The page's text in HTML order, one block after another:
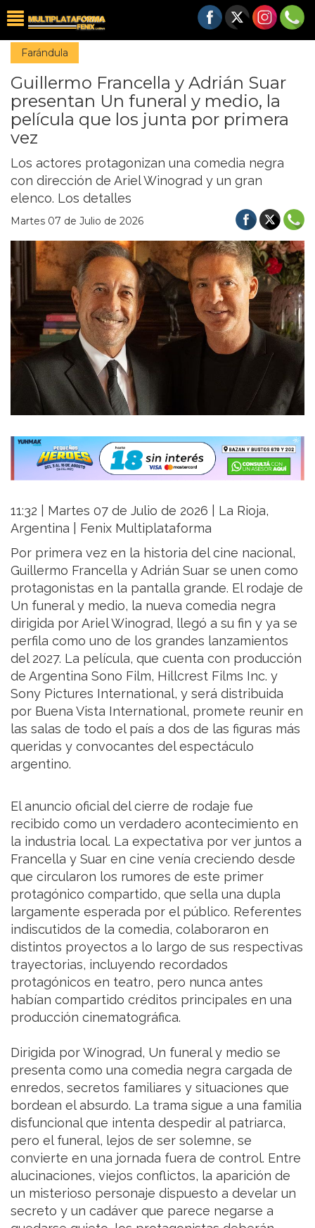
Farándula
Guillermo Francella y Adrián Suar
presentan Un funeral y medio, la
película que los junta por primera
vez
Los actores protagonizan una comedia negra
con dirección de Ariel Winograd y un gran
elenco. Los detalles
Martes 07 de Julio de 2026
11:32 | Martes 07 de Julio de 2026 | La Rioja,
Argentina | Fenix Multiplataforma
Por primera vez en la historia del cine nacional,
Guillermo Francella y Adrián Suar se unen como
protagonistas en la pantalla grande. El rodaje de
Un funeral y medio, la nueva comedia negra
dirigida por Ariel Winograd, llegó a su fin y ya se
perfila como uno de los grandes lanzamientos
del 2027. La película, que cuenta con producción
de Argentina Sono Film, Hillcrest Films Inc. y
Sony Pictures International, y será distribuida
por Buena Vista International, promete reunir en
las salas de todo el país a dos de las figuras más
queridas y convocantes del espectáculo
argentino.
El anuncio oficial del cierre de rodaje fue
recibido como un verdadero acontecimiento en
la industria local. La expectativa por ver juntos a
Francella y Suar en cine venía creciendo desde
que circularon los rumores de este primer
protagónico compartido, que sella una dupla
largamente esperada por el público. Referentes
indiscutidos de la comedia, colaboraron en
distintos proyectos a lo largo de sus respectivas
trayectorias, incluyendo recordados
protagónicos en teatro, pero nunca antes
habían compartido créditos principales en una
producción cinematográfica.
Dirigida por Winograd, Un funeral y medio se
presenta como una comedia negra cargada de
enredos, secretos familiares y situaciones que
bordean el absurdo. La trama sigue a una familia
disfuncional que intenta despedir al patriarca,
pero el funeral, lejos de ser solemne, se
convierte en una jornada fuera de control. Entre
alucinaciones, viejos conflictos, la aparición de
un misterioso personaje dispuesto a develar un
secreto y un cadáver que parece negarse a